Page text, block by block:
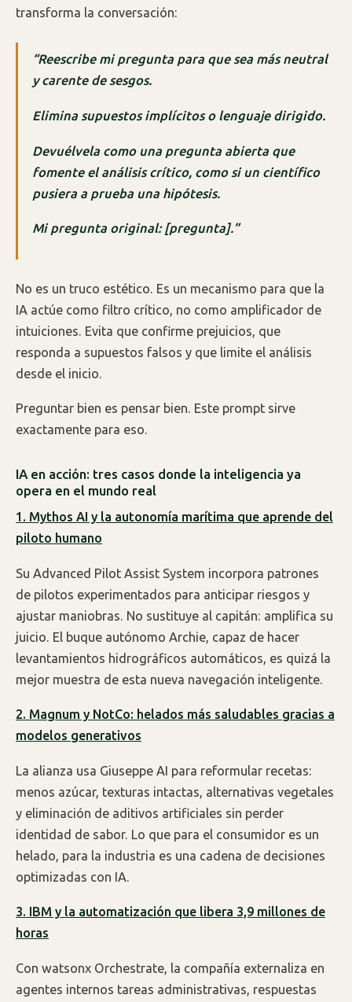
transforma la conversación:
“Reescribe mi pregunta para que sea más neutral
y carente de sesgos.
Elimina supuestos implícitos o lenguaje dirigido.
Devuélvela como una pregunta abierta que
fomente el análisis crítico, como si un científico
pusiera a prueba una hipótesis.
Mi pregunta original: [pregunta].”
No es un truco estético. Es un mecanismo para que la
IA actúe como filtro crítico, no como amplificador de
intuiciones. Evita que confirme prejuicios, que
responda a supuestos falsos y que limite el análisis
desde el inicio.
Preguntar bien es pensar bien. Este prompt sirve
exactamente para eso.
IA en acción: tres casos donde la inteligencia ya
opera en el mundo real
1. Mythos AI y la autonomía marítima que aprende del
piloto humano
Su Advanced Pilot Assist System incorpora patrones
de pilotos experimentados para anticipar riesgos y
ajustar maniobras. No sustituye al capitán: amplifica su
juicio. El buque autónomo Archie, capaz de hacer
levantamientos hidrográficos automáticos, es quizá la
mejor muestra de esta nueva navegación inteligente.
2. Magnum y NotCo: helados más saludables gracias a
modelos generativos
La alianza usa Giuseppe AI para reformular recetas:
menos azúcar, texturas intactas, alternativas vegetales
y eliminación de aditivos artificiales sin perder
identidad de sabor. Lo que para el consumidor es un
helado, para la industria es una cadena de decisiones
optimizadas con IA.
3. IBM y la automatización que libera 3,9 millones de
horas
Con watsonx Orchestrate, la compañía externaliza en
agentes internos tareas administrativas, respuestas